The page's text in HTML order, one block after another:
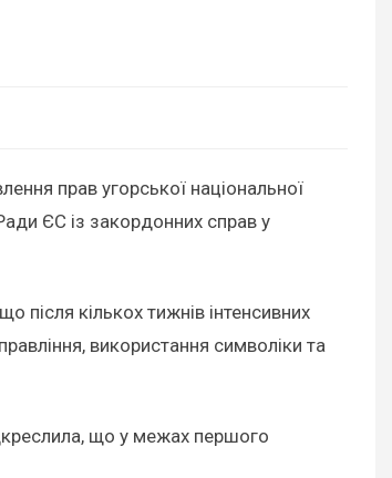
прав угорської національної
ЄС із закордонних справ у
після кількох тижнів інтенсивних
використання символіки та
що у межах першого